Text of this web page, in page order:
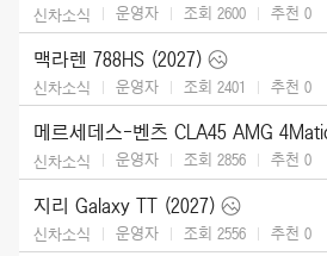
신차소식 운영자 조회 2600 추천 0
맥라렌 788HS (2027)
신차소식 운영자 조회 2401 추천 0
신차소식 운영자 조회 2856 추천 0
지리 Galaxy TT (2027)
신차소식 운영자 조회 2556 추천 0